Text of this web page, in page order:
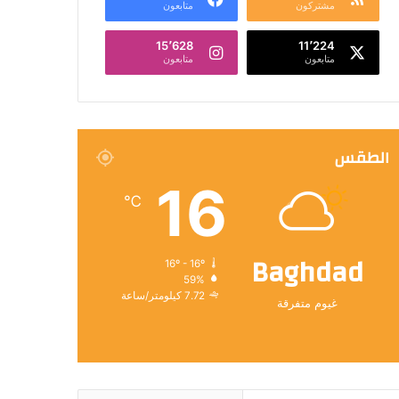
مشتركون متابعون
11٬224
متابعون
15٬628
متابعون
الطقس
Baghdad
غيوم متفرقة
16
℃
16º - 16º
59%
7.72 كيلومتر/ساعة